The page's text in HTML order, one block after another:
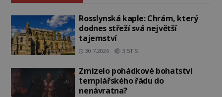
Rosslynská kaple: Chrám, který
dodnes střeží svá největší
tajemství
30.7.2026 3.5TIS
Zmizelo pohádkové bohatství
templářského řádu do
nenávratna?